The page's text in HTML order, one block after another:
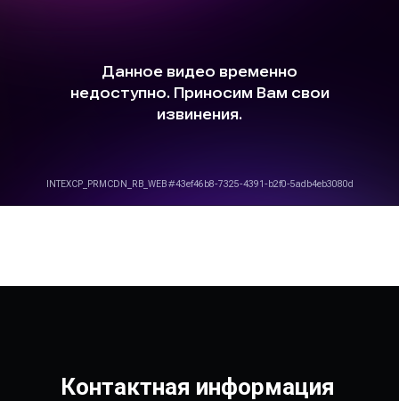
Контактная информация